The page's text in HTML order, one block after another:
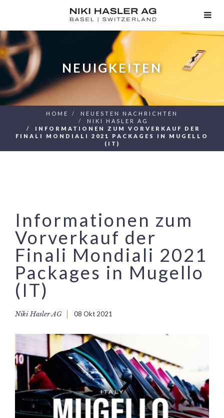
NEUIGKEITEN
HOME
NEUESTEN NACHRICHTEN
NIKI HASLER AG
INFORMATIONEN ZUM VORVERKAUF DER
FINALI MONDIALI 2021 PACKAGES IN MUGELLO
(IT)
Informationen zum
Vorverkauf der
Finali Mondiali 2021
Packages in Mugello
(IT)
Niki Hasler AG 08 Okt 2021